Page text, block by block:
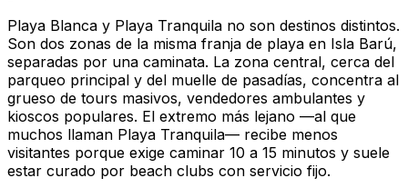
Playa Blanca y Playa Tranquila no son destinos distintos.
Son dos zonas de la misma franja de playa en Isla Barú,
separadas por una caminata. La zona central, cerca del
parqueo principal y del muelle de pasadías, concentra al
grueso de tours masivos, vendedores ambulantes y
kioscos populares. El extremo más lejano —al que
muchos llaman Playa Tranquila— recibe menos
visitantes porque exige caminar 10 a 15 minutos y suele
estar curado por beach clubs con servicio fijo.